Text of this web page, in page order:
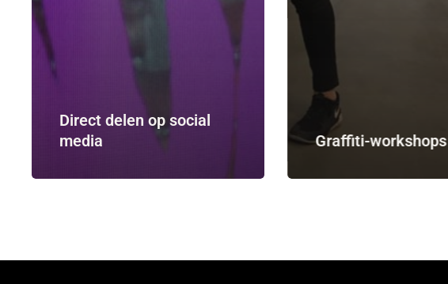
Direct delen op social
media
Graffiti-workshops